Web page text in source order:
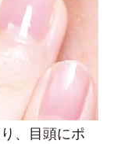
、目頭にポ